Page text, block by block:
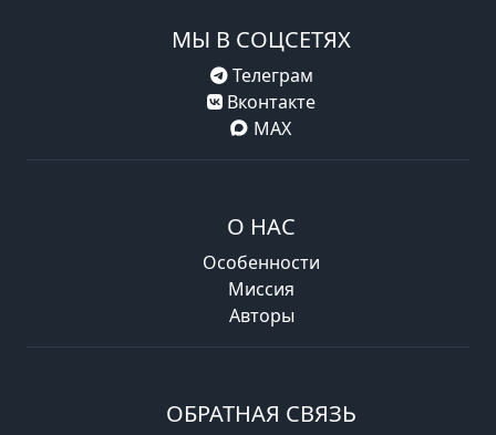
МЫ В СОЦСЕТЯХ
Телеграм
Вконтакте
MAX
О НАС
Особенности
Миссия
Авторы
ОБРАТНАЯ СВЯЗЬ